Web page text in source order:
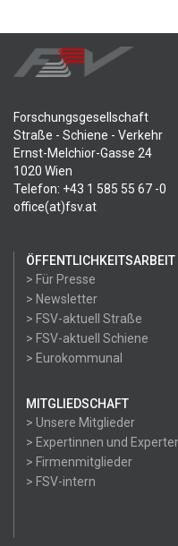
Forschungsgesellschaft
Straße - Schiene - Verkehr
Ernst-Melchior-Gasse 24
1020 Wien
Telefon: +43 1 585 55 67 -0
office(at)fsv.at
ÖFFENTLICHKEITSARBEIT
> Für Presse
> Newsletter
> FSV-aktuell Straße
> FSV-aktuell Schiene
> Eurokommunal
MITGLIEDSCHAFT
> Unsere Mitglieder
> Expertinnen und
> Firmenmitglieder
> FSV-intern